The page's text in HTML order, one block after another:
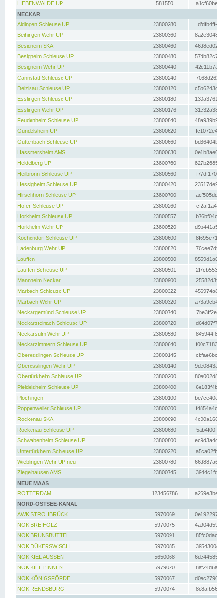
LIEBENWALDE UP
581550
NECKAR
Aldingen Schleuse UP
23800280
Beihingen Wehr UP
23800360
Besigheim SKA
23800460
Besigheim Schleuse UP
23800480
Besigheim Wehr UP
23800440
Cannstatt Schleuse UP
23800240
Deizisau Schleuse UP
23800120
Esslingen Schleuse UP
23800180
Esslingen Wehr OP
23800176
Feudenheim Schleuse UP
23800840
Gundelsheim UP
23800620
Guttenbach Schleuse UP
23800660
Hassmersheim AMS
23800630
Heidelberg UP
23800760
Heilbronn Schleuse UP
23800560
Hessigheim Schleuse UP
23800420
Hirschhorn Schleuse UP
23800700
Hofen Schleuse UP
23800260
Horkheim Schleuse UP
23800557
Horkheim Wehr UP
23800520
Kochendorf Schleuse UP
23800600
Ladenburg Wehr UP
23800820
Lauffen
23800500
Lauffen Schleuse UP
23800501
Mannheim Neckar
23800900
Marbach Schleuse UP
23800322
Marbach Wehr UP
23800320
Neckargemünd Schleuse UP
23800740
Neckarsteinach Schleuse UP
23800720
Neckarsulm Wehr UP
23800580
Neckarzimmern Schleuse UP
23800640
Oberesslingen Schleuse UP
23800145
Oberesslingen Wehr UP
23800140
Obertürkheim Schleuse UP
23800200
Pleidelsheim Schleuse UP
23800400
Plochingen
23800100
Poppenweiler Schleuse UP
23800300
Rockenau SKA
23800690
Rockenau Schleuse UP
23800680
Schwabenheim Schleuse UP
23800800
Untertürkheim Schleuse UP
23800220
Wieblingen Wehr UP neu
23800780
Ziegelhausen AMS
23800745
NEUE MAAS
ROTTERDAM
123456786
NORD-OSTSEE-KANAL
AWK STROHBRÜCK
5970069
NOK BREIHOLZ
5970075
NOK BRUNSBÜTTEL
5970091
NOK DÜKERSWISCH
5970085
NOK KIEL AUSSEN
5650068
NOK KIEL BINNEN
5979020
NOK KÖNIGSFÖRDE
5970067
NOK RENDSBURG
5970074